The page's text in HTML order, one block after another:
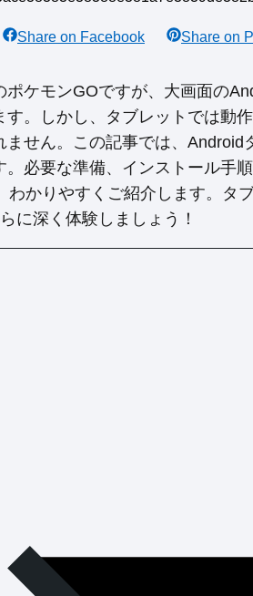
Share on Facebook Share on
ポケモンGOですが、大画面の
す。しかし、タブレットでは動
ません。この記事では、
必要な準備、インストール手
わかりやすくご紹介します。タ
に深く体験しましょう！